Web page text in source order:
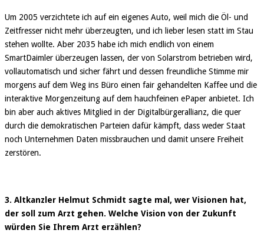
Um 2005 verzichtete ich auf ein eigenes Auto, weil mich die Öl- und
Zeitfresser nicht mehr überzeugten, und ich lieber lesen statt im Stau
stehen wollte. Aber 2035 habe ich mich endlich von einem
SmartDaimler überzeugen lassen, der von Solarstrom betrieben wird,
vollautomatisch und sicher fährt und dessen freundliche Stimme mir
morgens auf dem Weg ins Büro einen fair gehandelten Kaffee und die
interaktive Morgenzeitung auf dem hauchfeinen ePaper anbietet. Ich
bin aber auch aktives Mitglied in der Digitalbürgerallianz, die quer
durch die demokratischen Parteien dafür kämpft, dass weder Staat
noch Unternehmen Daten missbrauchen und damit unsere Freiheit
zerstören.
3. Altkanzler Helmut Schmidt sagte mal, wer Visionen hat,
der soll zum Arzt gehen. Welche Vision von der Zukunft
würden Sie Ihrem Arzt erzählen?